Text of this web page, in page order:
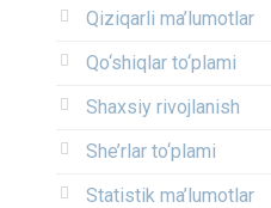
Qiziqarli ma’lumotlar
Qo‘shiqlar to‘plami
Shaxsiy rivojlanish
She’rlar to‘plami
Statistik ma’lumotlar